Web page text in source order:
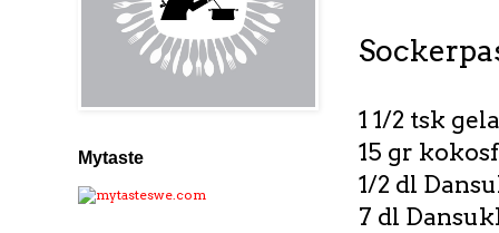
1 1/2 tsk
15 gr
1/2 dl
7 dl
Mytaste